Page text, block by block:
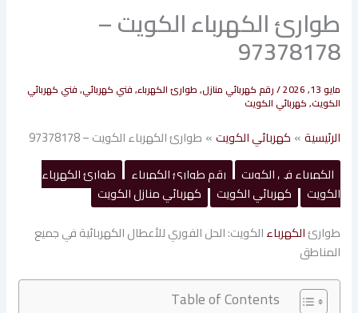
طوارئ الكهرباء الكويت –
97378178
مايو 13, 2026 /رقم كهربائي منازل,طوارئ الكهرباء,فني كهربائي,فني كهربائي
الكويت,كهربائي الكويت
الرئيسية كهربائي الكويت
طوارئ الكهرباء الكويت – 97378178
الكهرباء في الكويت
رقم طوارئ الكهرباء
طوارئ الكهرباء
الكويت
كهربائي الكويت
كهربائي منازل الكويت
طوارئالكهرباءالكويت: الحل الفوري للأعطال الكهربائية في جميع
المناطق
Table of Contents